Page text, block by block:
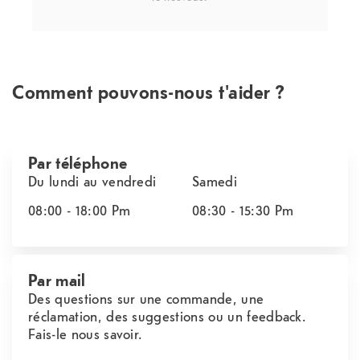
Comment pouvons-nous t'aider ?
Par téléphone
Du lundi au vendredi
08:00 - 18:00 Pm
Samedi
08:30 - 15:30 Pm
Par mail
Des questions sur une commande, une
réclamation, des suggestions ou un feedback.
Fais-le nous savoir.